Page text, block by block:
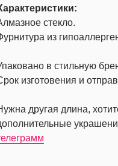
стекло.
из
в стильную
изготовения и
другая длина,